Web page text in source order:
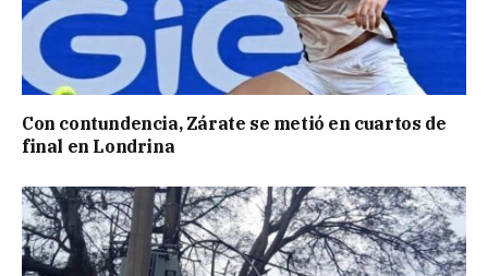
Con contundencia, Zárate se metió en cuartos de
final en Londrina